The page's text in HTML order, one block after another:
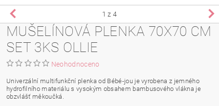
1 z 4
MUŠELÍNOVÁ PLENKA 70X70 CM
SET 3KS OLLIE
Neohodnoceno
Univerzální multifunkční plenka od Bébé-jou je vyrobena z jemného
hydrofilního materiálu s vysokým obsahem bambusového vlákna je
obzvlášť měkoučká.